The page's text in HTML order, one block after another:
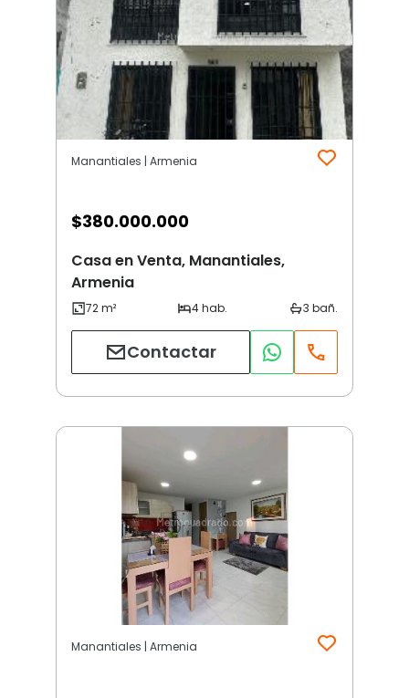
Manantiales | Armenia
$380.000.000
Casa en Venta, Manantiales,
Armenia
Contactar
Manantiales | Armenia